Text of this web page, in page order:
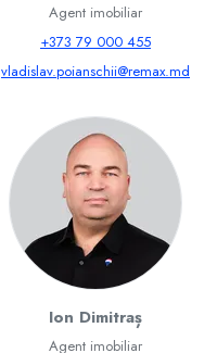
Agent imobiliar
+373 79 000 455
vladislav.poianschii@remax.md
Ion Dimitraș
Agent imobiliar